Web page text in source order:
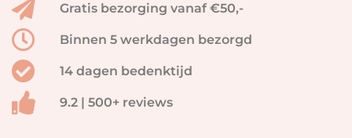
Gratis bezorging vanaf €50,-
Binnen 5 werkdagen bezorgd
14 dagen bedenktijd
9.2 | 500+ reviews